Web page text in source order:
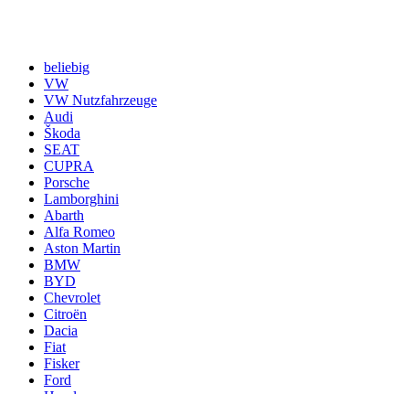
beliebig
VW
VW Nutzfahrzeuge
Audi
Škoda
SEAT
CUPRA
Porsche
Lamborghini
Abarth
Alfa Romeo
Aston Martin
BMW
BYD
Chevrolet
Citroën
Dacia
Fiat
Fisker
Ford